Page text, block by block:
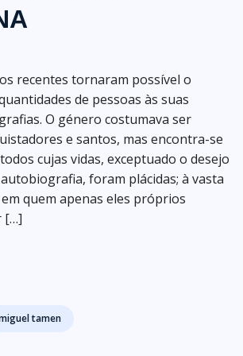
recentes tornaram possível o
de pessoas às suas
O género costumava ser
e santos, mas encontra-se
cujas vidas, exceptuado o desejo
foram plácidas; à vasta
quem apenas eles próprios
[…]
tamen